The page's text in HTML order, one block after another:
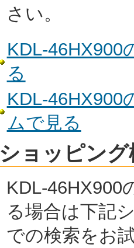
さい。
KDL-46HX900
る
KDL-46HX900
ムで見る
ショッピング
KDL-46HX900
る場合は下記
での検索をお